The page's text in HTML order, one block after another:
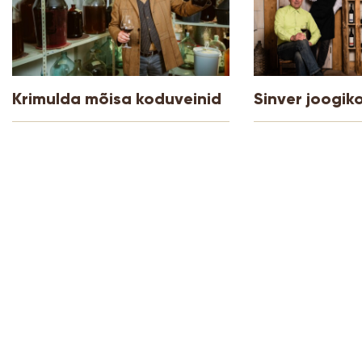
Krimulda mõisa koduveinid Sinver